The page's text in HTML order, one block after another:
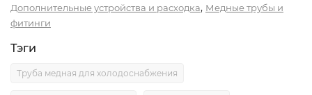
Дополнительные устройства и расходка, Медные трубы и
фитинги
Тэги
Труба медная для холодоснабжения